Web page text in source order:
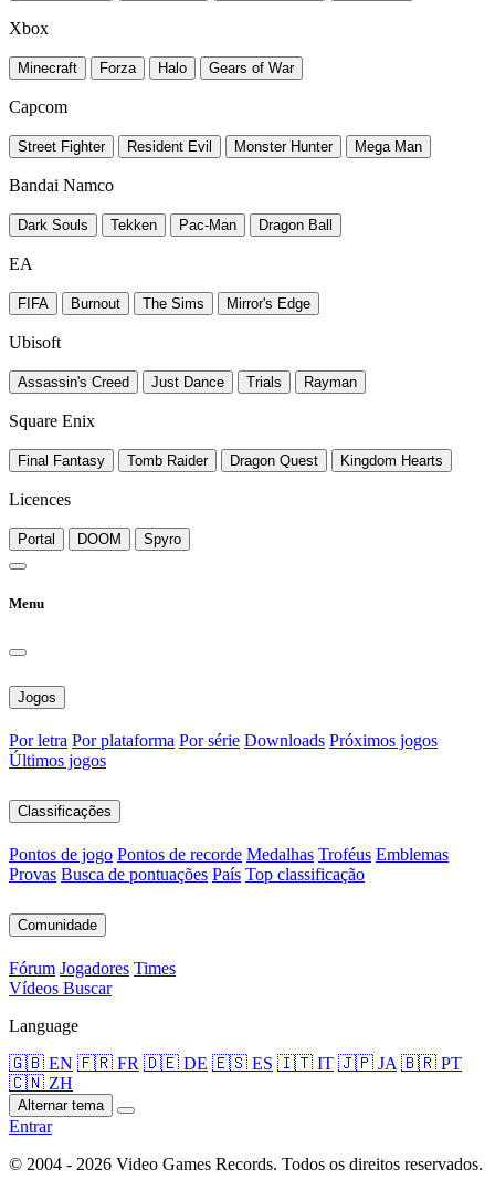
Xbox
Minecraft Forza Halo Gears of War
Capcom
Street Fighter Resident Evil Monster Hunter Mega Man
Bandai Namco
Dark Souls Tekken Pac-Man Dragon Ball
EA
FIFA Burnout The Sims Mirror's Edge
Ubisoft
Assassin's Creed Just Dance Trials Rayman
Square Enix
Final Fantasy Tomb Raider Dragon Quest Kingdom Hearts
Licences
Portal DOOM Spyro
Menu
Jogos
Por letra Por plataforma Por série Downloads Próximos jogos
Últimos jogos
Classificações
Pontos de jogo Pontos de recorde Medalhas Troféus Emblemas
Provas Busca de pontuações País Top classificação
Comunidade
Fórum Jogadores Times
Vídeos Buscar
Language
🇬🇧 EN 🇫🇷 FR 🇩🇪 DE 🇪🇸 ES 🇮🇹 IT 🇯🇵 JA 🇧🇷 PT
🇨🇳 ZH
Alternar tema
Entrar
© 2004 - 2026 Video Games Records. Todos os direitos reservados.